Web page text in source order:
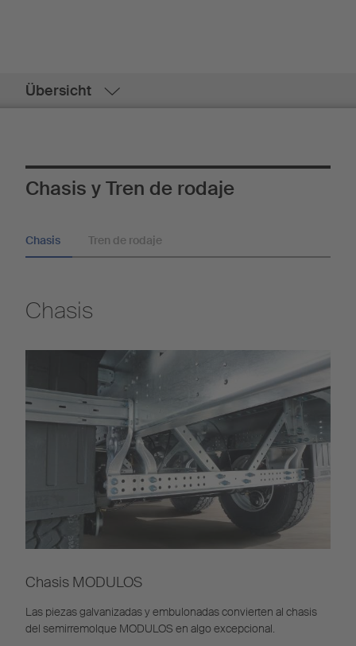
Übersicht
Chasis y Tren de rodaje
Chasis Tren de rodaje
Chasis
Chasis MODULOS
Las piezas galvanizadas y embulonadas convierten al chasis
del semirremolque MODULOS en algo excepcional.